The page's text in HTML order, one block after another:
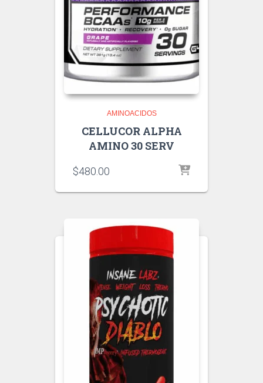
AMINOACIDOS
CELLUCOR ALPHA
AMINO 30 SERV
$480.00